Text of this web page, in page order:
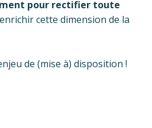
pour rectifier toute
cette dimension de la
de (mise à) disposition !